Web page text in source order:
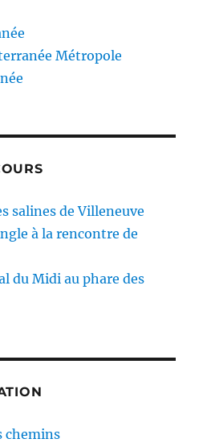
Métropole
salines de Villeneuve
à la rencontre de
du Midi au phare des
chemins